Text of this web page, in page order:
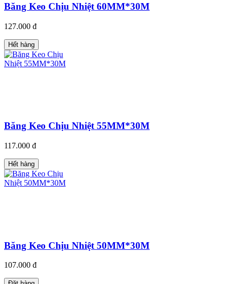
Băng Keo Chịu Nhiệt 60MM*30M
127.000 đ
Hết hàng
Băng Keo Chịu Nhiệt 55MM*30M
117.000 đ
Hết hàng
Băng Keo Chịu Nhiệt 50MM*30M
107.000 đ